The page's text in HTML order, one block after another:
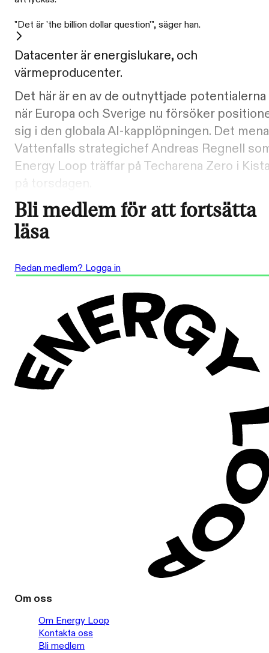
"Det är 'the billion dollar question'", säger han.
Datacenter är energislukare, och
värmeproducenter.
Det här är en av de outnyttjade potentialerna
när Europa och Sverige nu försöker
sig i den globala AI-kapplöpningen. Det
Vattenfalls strategichef Andreas Regnell
Energy Loop träffar på Techarena Zero i
på torsdagen.
Bli medlem för att fortsätta
läsa
Redan medlem? Logga in
Om oss
Om Energy Loop
Kontakta oss
Bli medlem